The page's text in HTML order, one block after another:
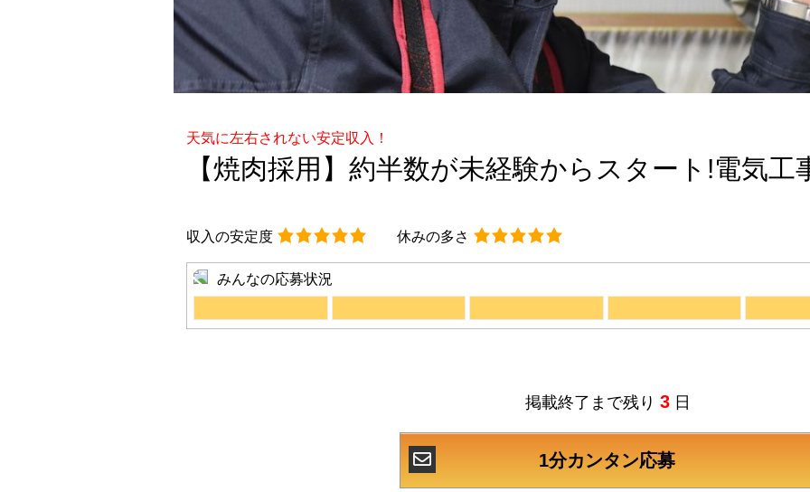
天気に左右されない安定収入！
【焼肉採用】約半数が未経験からスタート!電気工
収入の安定度 休みの多さ
みんなの応募状況
掲載終了まで残り 3 日
1分カンタン応募